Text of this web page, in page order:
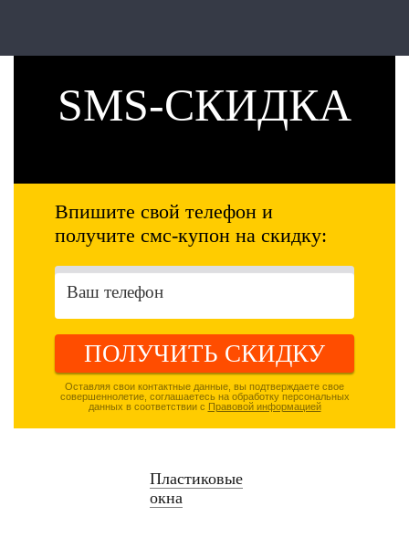
SMS-СКИДКА
Впишите свой телефон и
получите смс-купон на скидку:
ПОЛУЧИТЬ СКИДКУ
Оставляя свои контактные данные, вы подтверждаете свое
совершеннолетие, соглашаетесь на обработку персональных
данных в соответствии с Правовой информацией
Пластиковые
окна